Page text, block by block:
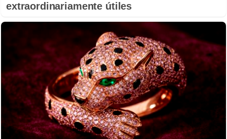
extraordinariamente útiles